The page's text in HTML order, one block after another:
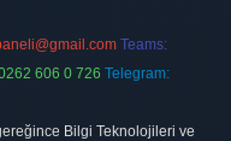
Teams:
606 0 726 Telegram:
Bilgi Teknolojileri ve